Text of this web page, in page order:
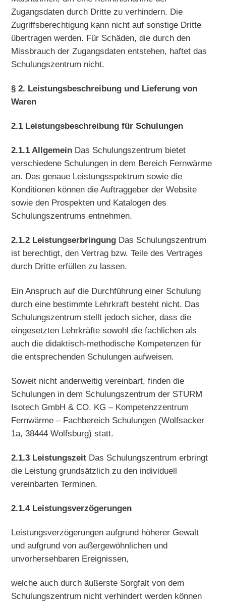
Zugangsdaten durch Dritte zu verhindern. Die
Zugriffsberechtigung kann nicht auf sonstige Dritte
übertragen werden. Für Schäden, die durch den
Missbrauch der Zugangsdaten entstehen, haftet das
Schulungszentrum nicht.
§ 2. Leistungsbeschreibung und Lieferung von
Waren
2.1 Leistungsbeschreibung für Schulungen
2.1.1 Allgemein Das Schulungszentrum bietet
verschiedene Schulungen in dem Bereich Fernwärme
an. Das genaue Leistungsspektrum sowie die
Konditionen können die Auftraggeber der Website
sowie den Prospekten und Katalogen des
Schulungszentrums entnehmen.
2.1.2 Leistungserbringung Das Schulungszentrum
ist berechtigt, den Vertrag bzw. Teile des Vertrages
durch Dritte erfüllen zu lassen.
Ein Anspruch auf die Durchführung einer Schulung
durch eine bestimmte Lehrkraft besteht nicht. Das
Schulungszentrum stellt jedoch sicher, dass die
eingesetzten Lehrkräfte sowohl die fachlichen als
auch die didaktisch-methodische Kompetenzen für
die entsprechenden Schulungen aufweisen.
Soweit nicht anderweitig vereinbart, finden die
Schulungen in dem Schulungszentrum der STURM
Isotech GmbH & CO. KG – Kompetenzzentrum
Fernwärme – Fachbereich Schulungen (Wolfsacker
1a, 38444 Wolfsburg) statt.
2.1.3 Leistungszeit Das Schulungszentrum erbringt
die Leistung grundsätzlich zu den individuell
vereinbarten Terminen.
2.1.4 Leistungsverzögerungen
Leistungsverzögerungen aufgrund höherer Gewalt
und aufgrund von außergewöhnlichen und
unvorhersehbaren Ereignissen,
welche auch durch äußerste Sorgfalt von dem
Schulungszentrum nicht verhindert werden können